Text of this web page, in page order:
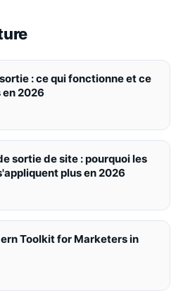
: ce qui fonctionne et ce
2026
sortie de site : pourquoi les
plus en 2026
Toolkit for Marketers in